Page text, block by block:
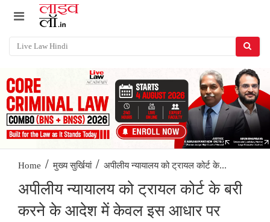
Home / मुख्य सुर्खियां / अपीलीय न्यायालय को ट्रायल कोर्ट के...
अपीलीय न्यायालय को ट्रायल कोर्ट के बरी
करने के आदेश में केवल इस आधार पर